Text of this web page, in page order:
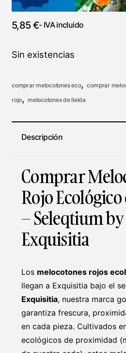
5,85€- IVA incluido
Sin existencias
comprar melocotones eco,comprar
rojo,melocotones de lleida
Descripción
Comprar
Rojo
– Seleqtium by
Exquisitia
Los melocotones rojos
llegan a Exquisitia bajo el
Exquisitia, nuestra marca
garantiza frescura,
en cada pieza. Cultivados
ecológicos de proximidad